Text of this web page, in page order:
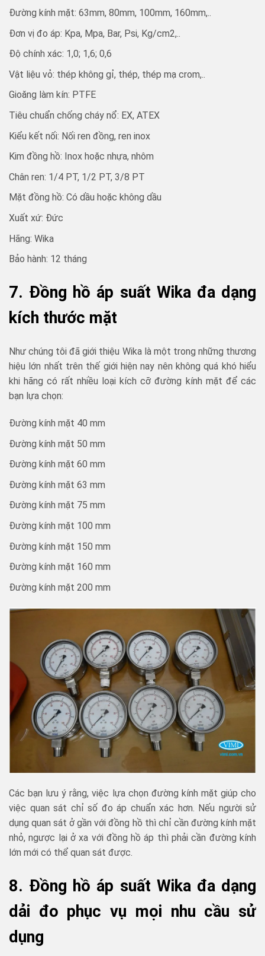
Đường kính mặt: 63mm, 80mm, 100mm, 160mm,..
Đơn vị đo áp: Kpa, Mpa, Bar, Psi, Kg/cm2,..
Độ chính xác: 1,0; 1,6; 0,6
Vật liệu vỏ: thép không gỉ, thép, thép mạ crom,..
Gioăng làm kín: PTFE
Tiêu chuẩn chống cháy nổ: EX, ATEX
Kiểu kết nối: Nối ren đồng, ren inox
Kim đồng hồ: Inox hoặc nhựa, nhôm
Chân ren: 1/4 PT, 1/2 PT, 3/8 PT
Mặt đồng hồ: Có dầu hoặc không dầu
Xuất xứ: Đức
Hãng: Wika
Bảo hành: 12 tháng
7. Đồng hồ áp suất Wika đa dạng
kích thước mặt
Như chúng tôi đã giới thiệu Wika là một trong những thương
hiệu lớn nhất trên thế giới hiện nay nên không quá khó hiểu
khi hãng có rất nhiều loại kích cỡ đường kính mặt để các
bạn lựa chọn:
Đường kính mặt 40 mm
Đường kính mặt 50 mm
Đường kính mặt 60 mm
Đường kính mặt 63 mm
Đường kính mặt 75 mm
Đường kính mặt 100 mm
Đường kính mặt 150 mm
Đường kính mặt 160 mm
Đường kính mặt 200 mm
Các bạn lưu ý rằng, việc lựa chọn đường kính mặt giúp cho
việc quan sát chỉ số đo áp chuẩn xác hơn. Nếu người sử
dụng quan sát ở gần với đồng hồ thì chỉ cần đường kính mặt
nhỏ, ngược lại ở xa với đồng hồ áp thì phải cần đường kính
lớn mới có thể quan sát được.
8. Đồng hồ áp suất Wika đa dạng
dải đo phục vụ mọi nhu cầu sử
dụng